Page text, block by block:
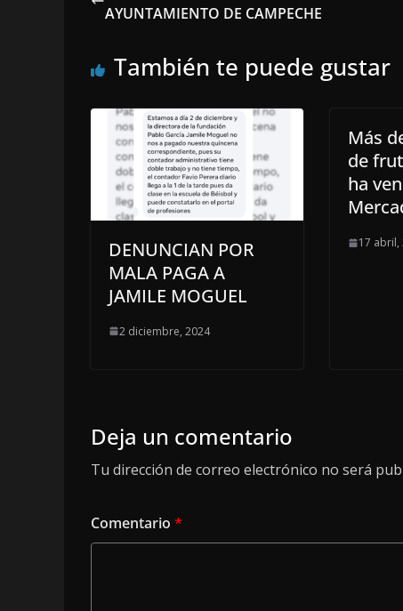
AYUNTAMIENTO DE CAMPECHE
También te puede gustar
DENUNCIAN POR
MALA PAGA A
JAMILE MOGUEL
2 diciembre, 2024
Más
de
ha
17 abril,
Deja un comentario
Tu dirección de correo electrónico no será
Comentario *